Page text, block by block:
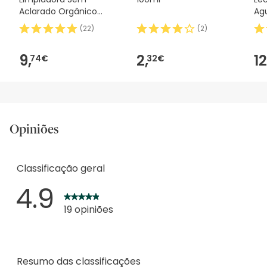
Aclarado Orgânico
500ml
(22)
9,74€
(2)
2,32€
Opiniões
Resumo das classificações
Classificação geral
4.9 19 opiniões